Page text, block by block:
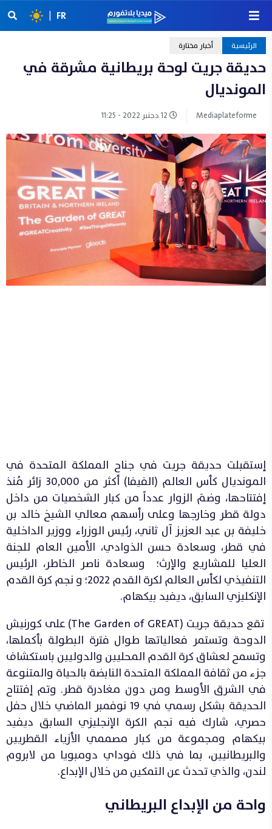
FR
|
الرئيسية أخبار مختارة
حديقة جريت لوحة بريطانية مشرقة في
المونديال
Mediaplateforme
إستقبلت حديقة جريت في جناح المملكة المتحدة في
المونديال كأس العالم (الفيفا) أكثر من 30,000 زائر مُنذ
إفتتاحها، وضمَ الزوار عدداً من كبار الشخصيات من داخل
دولة قطر وخارجها وعلى رأسهم معالي الشيخ خالد بن
خليفة بن عبد العزيز آل ثاني، رئيس الوزراء ووزير الداخلية
في قطر، وسعادة حسن الذوادي، الأمين العام للجنة
العليا للمشاريع والإرث؛ وسعادة ناصر الخاطر، الرئيس
التنفيذي لكأس العالم لكرة القدم 2022؛ و نجم كرة القدم
الإنكليزي السابق، ديفيد بيكهام.
تقع حديقة جريت (The Garden of GREAT) على كورنيش
الدوحة وتستمر فعالياتها طوال فترة البطولة بأكملها،
وتسمح لعشاق كرة القدم المحليين والدوليين باستكشاف
جزء من ثقافة المملكة المتحدة النابضة بالحياة والمتنوعة
في الشرق الأوسط ومن دون مغادرة قطر. وتم إفتتاح
الحديقة بشكل رسمي في 19 نوفمبر الماضي خلال حفل
حصري، شارك فيه نجم الكرة الإنجليزي السابق ديفيد
بيكهام ومجموعة من كبار مصممي الأزياء القطريين
والبريطانيين، بما في ذلك فوداي دومبويا من لابروم
لندن، والذي تحدث عن التمكين من خلال الإبداع.
واحة من الإبداع البريطاني